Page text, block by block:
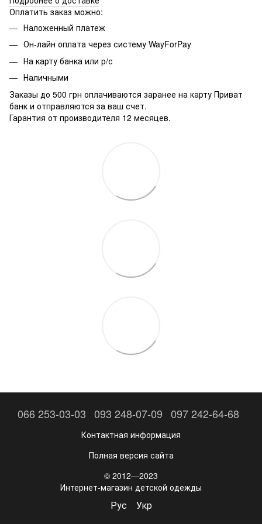
Оплатить заказ можно:
Наложенный платеж
Он-лайн оплата через систему WayForPay
На карту банка или р/с
Наличными
Заказы до 500 грн оплачиваются заранее на карту Приват
банк и отправляются за ваш счет.
Гарантия от производителя 12 месяцев.
066 253-03-03 093 248-07-09 097 242-64-68
Контактная информация
Полная версия сайта
© 2012—2023
Интернет-магазин детской одежды
Рус Укр